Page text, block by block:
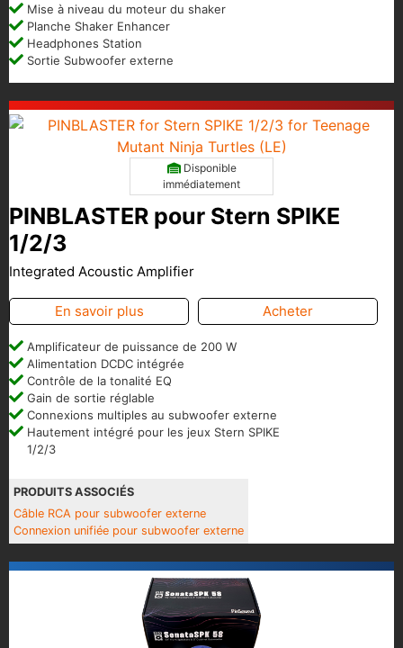
Mise à niveau du moteur du shaker
Planche Shaker Enhancer
Headphones Station
Sortie Subwoofer externe
Disponible
immédiatement
PINBLASTER pour Stern SPIKE
1/2/3
Integrated Acoustic Amplifier
En savoir plus Acheter
Amplificateur de puissance de 200 W
Alimentation DCDC intégrée
Contrôle de la tonalité EQ
Gain de sortie réglable
Connexions multiples au subwoofer externe
Hautement intégré pour les jeux Stern SPIKE
1/2/3
PRODUITS ASSOCIÉS
Câble RCA pour subwoofer externe
Connexion unifiée pour subwoofer externe